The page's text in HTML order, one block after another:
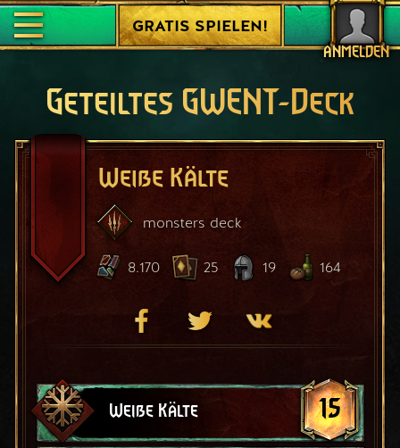
ANMELDEN
GRATIS SPIELEN!
Geteiltes GWENT-Deck
Weiße Kälte
monsters deck
8.170 25 19 164
Weiße Kälte 15